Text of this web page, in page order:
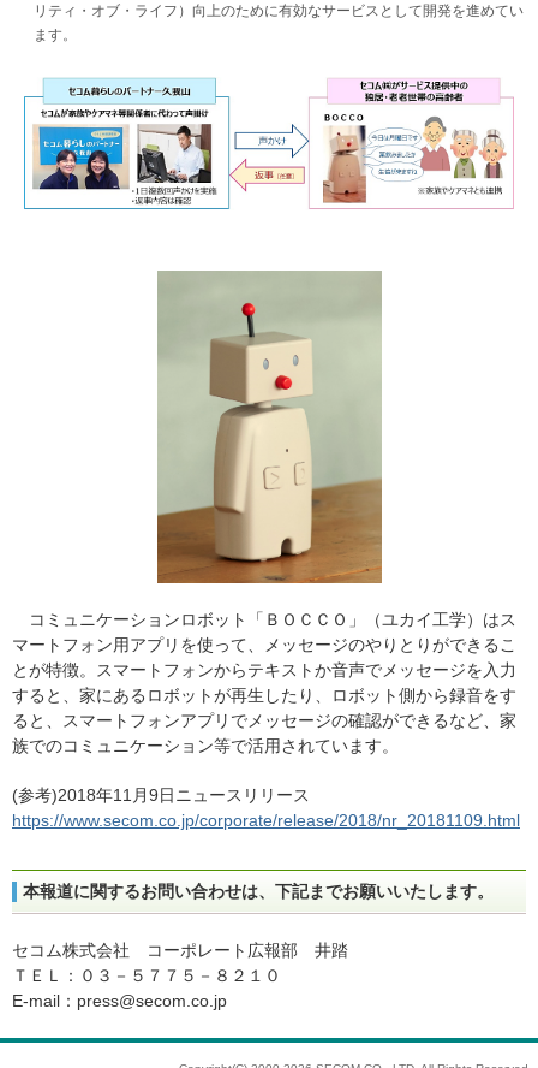
リティ・オブ・ライフ）向上のために有効なサービスとして開発を進めてい
ます。
コミュニケーションロボット「ＢＯＣＣＯ」（ユカイ工学）はス
マートフォン用アプリを使って、メッセージのやりとりができるこ
とが特徴。スマートフォンからテキストか音声でメッセージを入力
すると、家にあるロボットが再生したり、ロボット側から録音をす
ると、スマートフォンアプリでメッセージの確認ができるなど、家
族でのコミュニケーション等で活用されています。
(参考)2018年11月9日ニュースリリース
https://www.secom.co.jp/corporate/release/2018/nr_20181109.html
本報道に関するお問い合わせは、下記までお願いいたします。
セコム株式会社 コーポレート広報部 井踏
ＴＥＬ：０３－５７７５－８２１０
E-mail：press@secom.co.jp